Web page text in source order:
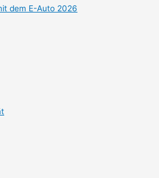
dem E-Auto 2026